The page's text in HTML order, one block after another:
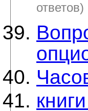
ответов)